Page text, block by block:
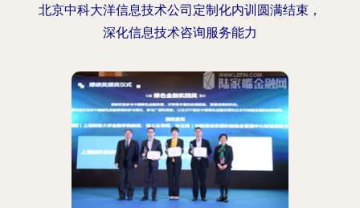
北京中科大洋信息技术公司定制化内训圆满结束，
深化信息技术咨询服务能力